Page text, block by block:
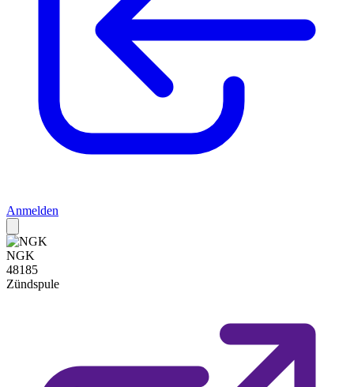
Anmelden
NGK
48185
Zündspule